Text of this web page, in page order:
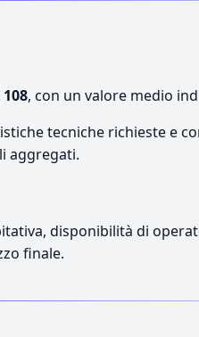
108, con un valore medio
tecniche richieste e
aggregati.
disponibilità di
finale.